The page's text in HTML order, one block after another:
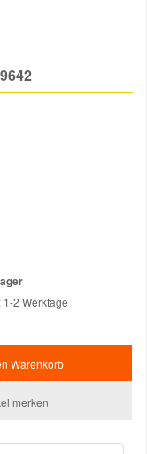
1-2 Werktage
Warenkorb
merken